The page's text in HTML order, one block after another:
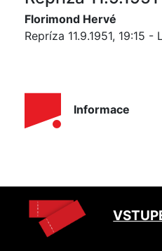
Florimond Hervé
Repríza 11.9.1951, 19:15
Informace